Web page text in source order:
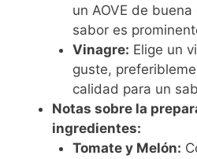
un AOVE de
sabor es
Vinagre: Elige un
guste,
calidad para un
Notas sobre la
ingredientes:
Tomate y Melón: